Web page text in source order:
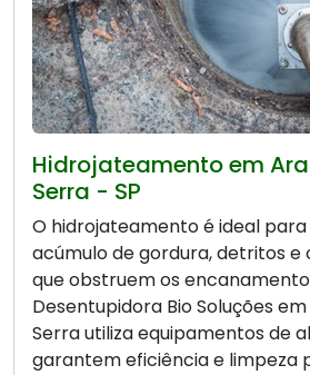
Hidrojateamento em
Serra - SP
O hidrojateamento é ideal
acúmulo de gordura, detritos e
que obstruem os
Desentupidora Bio Soluções
Serra utiliza equipamentos de
garantem eficiência e limpeza